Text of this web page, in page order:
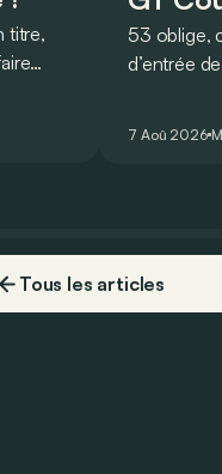
titre,
53 oblige,
d’entrée
7 Aoû 2026
Tous les articles